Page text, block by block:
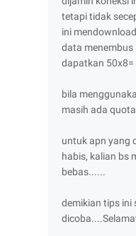
tetapi tidak
ini
data
dapatkan 50x8=
bila
masih ada
untuk apn yang
habis, kalian bs
bebas......
demikian tips ini